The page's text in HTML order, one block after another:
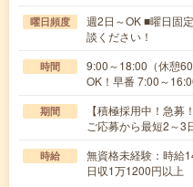
曜日頻度
週2日～OK ■曜日固
談ください！
時間
9:00～18:00（休憩
OK！早番 7:00～
期間
【積極採用中！急募
ご応募から最短2～3
時給
無資格未経験：時
日収1万1200円以上